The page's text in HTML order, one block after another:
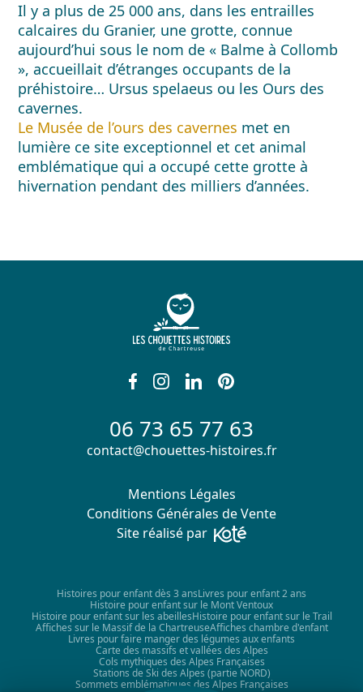
Il y a plus de 25 000 ans, dans les entrailles
calcaires du Granier, une grotte, connue
aujourd’hui sous le nom de « Balme à Collomb
», accueillait d’étranges occupants de la
préhistoire… Ursus spelaeus ou les Ours des
cavernes.
Le Musée de l’ours des cavernes met en
lumière ce site exceptionnel et cet animal
emblématique qui a occupé cette grotte à
hivernation pendant des milliers d’années.
06 73 65 77 63
contact@chouettes-histoires.fr
Mentions Légales
Conditions Générales de Vente
Site réalisé par
Histoires pour enfant dès 3 ansLivres pour enfant 2 ans
Histoire pour enfant sur le Mont Ventoux
Histoire pour enfant sur les abeillesHistoire pour enfant sur le Trail
Affiches sur le Massif de la ChartreuseAffiches chambre d'enfant
Livres pour faire manger des légumes aux enfants
Carte des massifs et vallées des Alpes
Cols mythiques des Alpes Françaises
Stations de Ski des Alpes (partie NORD)
Sommets emblématiques des Alpes Françaises